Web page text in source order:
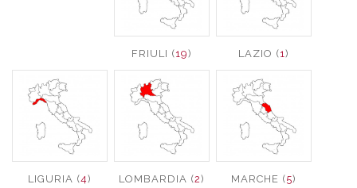
FRIULI (19) LAZIO (1 )
LIGURIA (4) LOMBARDIA (2) MARCHE (5)